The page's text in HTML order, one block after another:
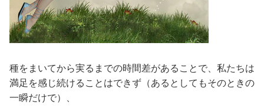
種をまいてから実るまでの時間差があることで、私たちは
満足を感じ続けることはできず（あるとしてもそのときの
一瞬だけで）、